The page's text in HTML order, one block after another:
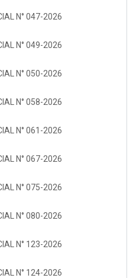
N° 047-2026
N° 049-2026
N° 050-2026
N° 058-2026
N° 061-2026
N° 067-2026
N° 075-2026
N° 080-2026
N° 123-2026
N° 124-2026